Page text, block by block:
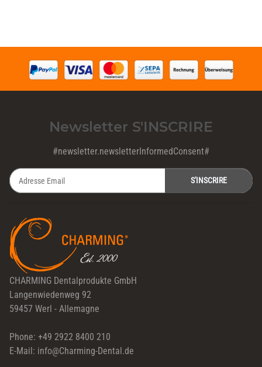
Newsletter S'INSCRIRE
#newsletter.newsletterInformedConsent#
S'INSCRIRE
CHARMING Dentalprodukte GmbH
Langenwiedenweg 92
59457 Werl - Allemagne
Phone: +49 2922 8400 210
E-Mail: info@Charming-Dental.de